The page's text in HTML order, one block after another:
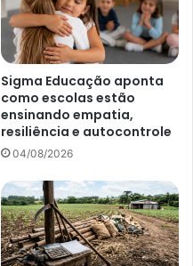
Sigma Educação aponta
como escolas estão
ensinando empatia,
resiliência e autocontrole
04/08/2026